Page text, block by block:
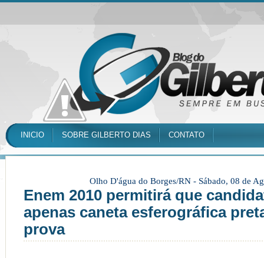
INICIO SOBRE GILBERTO DIAS CONTATO
Olho D'água do Borges/RN - Sábado, 08 de
Enem 2010 permitirá que
apenas caneta esferográfica
prova